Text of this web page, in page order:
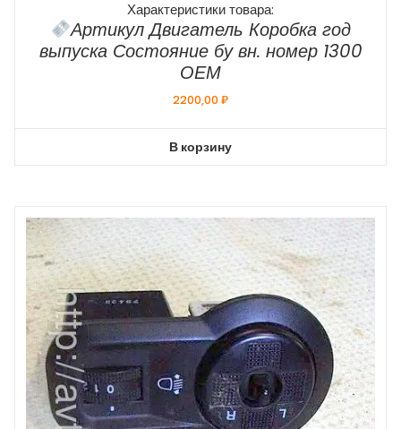
Характеристики товара:
Артикул Двигатель Коробка год
выпуска Состояние бу вн. номер 1300
ОЕМ
2200,00₽
В корзину